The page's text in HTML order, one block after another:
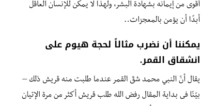
أقوى من إيمانه بشهادة البشر، ولهذا لا يمكن للإنسان العاقل
أبدًا أن يؤمن بالمعجزات..
يمكننا أن نضرب مثالاً لحجة هيوم على
انشقاق القمر.
يقال أنّ النبي محمد شقّ القمر عندما طلبت منه قريش ذلك –
بيّنّا فى بداية المقال رفض الله طلب قريش أكثر من مرة الإتيان